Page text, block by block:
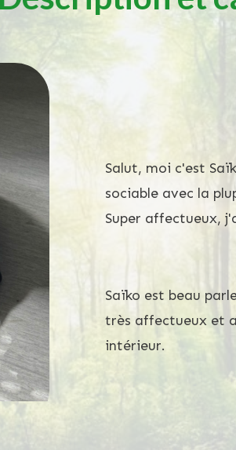
Salut, moi c'est
sociable avec la
Super affectueux,
Saïko est beau
très affectueux et
intérieur.